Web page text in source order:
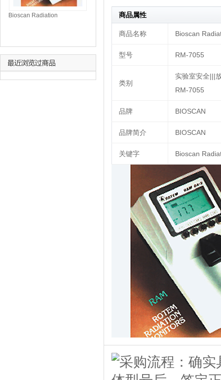
商品属性
商品名称 Bioscan
型号 RM-7055
类别
实验室安全|||
RM-7055
品牌 BIOSCAN
品牌简介 BIOSCAN
关键字 Bioscan
Bioscan Radiation